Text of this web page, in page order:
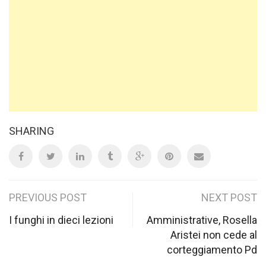
SHARING
Post
navigation
PREVIOUS POST
I funghi in dieci lezioni
NEXT POST
Amministrative, Rosella
Aristei non cede al
corteggiamento Pd